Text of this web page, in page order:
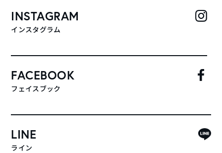
INSTAGRAM
インスタグラム
FACEBOOK
フェイスブック
LINE
ライン